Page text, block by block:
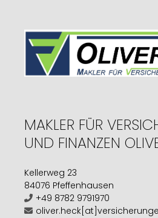
MAKLER FÜR
UND FINANZEN
Kellerweg 23
84076 Pfeffenhausen
+49 8782 9791970